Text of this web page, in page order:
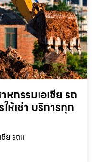
หกรรมเอเชีย รถ
ห้เช่า บริการทุก
ย รถแ